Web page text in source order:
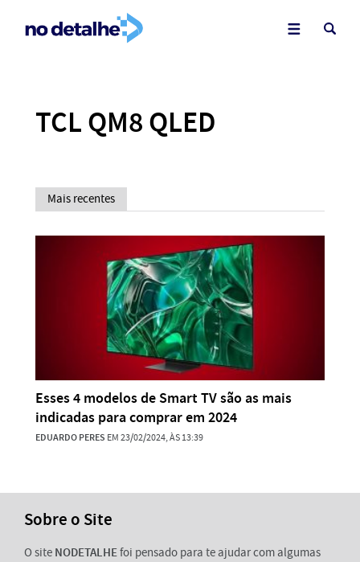
TCL QM8 QLED
Mais recentes
Esses 4 modelos de Smart TV são as mais
indicadas para comprar em 2024
EDUARDO PERES EM 23/02/2024, ÀS 13:39
Sobre o Site
O site NODETALHEfoi pensado para te ajudar com algumas